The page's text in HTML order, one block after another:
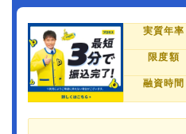
実質年率
限度額
融資時間